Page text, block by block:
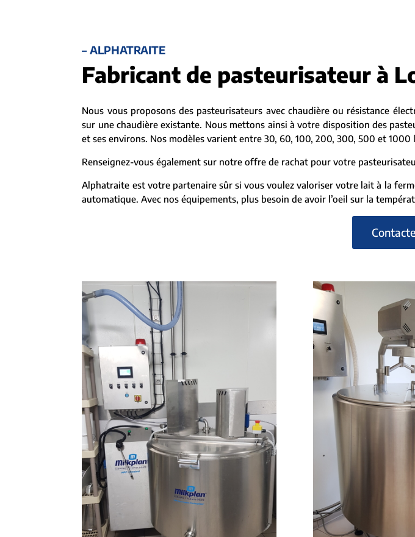
– ALPHATRAITE
Fabricant de pasteurisateur à
Nous vous proposons des pasteurisateurs avec chaudière ou résistance
sur une chaudière existante. Nous mettons ainsi à votre disposition des
et ses environs. Nos modèles varient entre 30, 60, 100, 200, 300, 500 et 1000
Renseignez-vous également sur notre offre de rachat pour votre
Alphatraite est votre partenaire sûr si vous voulez valoriser votre lait à la
automatique. Avec nos équipements, plus besoin de avoir l’oeil sur la